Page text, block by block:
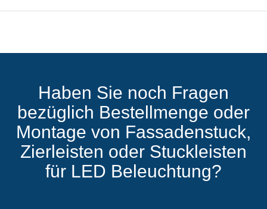
Haben Sie noch Fragen
bezüglich Bestellmenge oder
Montage von Fassadenstuck,
Zierleisten oder Stuckleisten
für LED Beleuchtung?